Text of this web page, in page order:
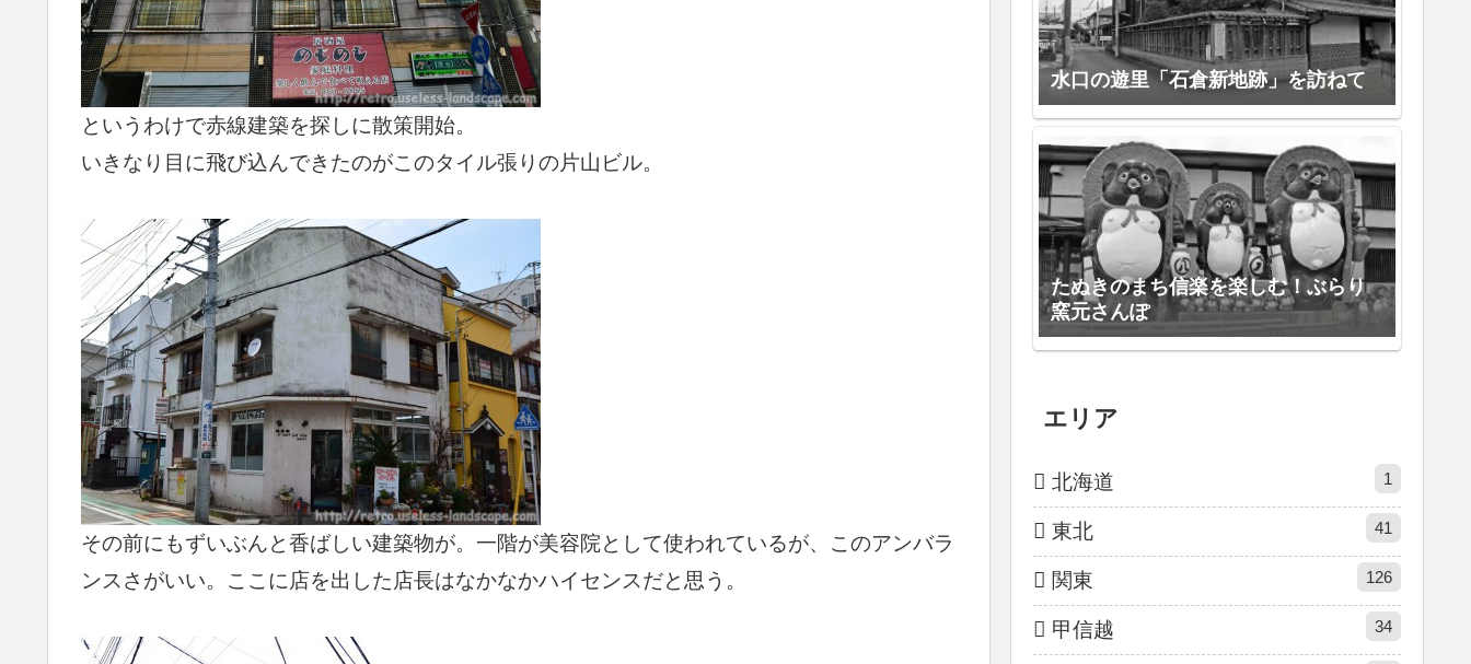
というわけで赤線建築を探しに散策開始。
いきなり目に飛び込んできたのがこのタイル張りの片山ビル。
その前にもずいぶんと香ばしい建築物が。一階が美容院として使われているが、このアンバラ
ンスさがいい。ここに店を出した店長はなかなかハイセンスだと思う。
水口の遊里「石倉新地跡」を訪ねて
たぬきのまち信楽を楽しむ！ぶらり
窯元さんぽ
エリア
北海道 1
東北 41
関東 126
甲信越 34